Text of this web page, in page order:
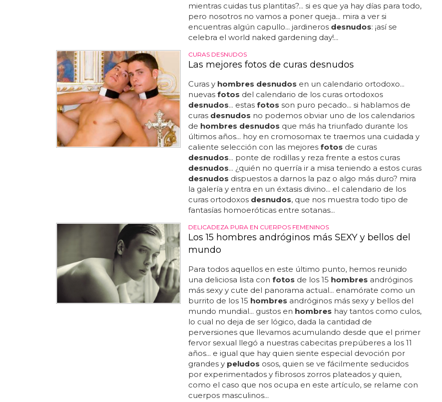
mientras cuidas tus plantitas?... si es que ya hay días para todo,
pero nosotros no vamos a poner queja... mira a ver si
encuentras algún capullo... jardineros desnudos: ¡así se
celebra el world naked gardening day!...
CURAS DESNUDOS
Las mejores fotos de curas desnudos
Curas y hombres desnudos en un calendario ortodoxo...
nuevas fotos del calendario de los curas ortodoxos
desnudos... estas fotos son puro pecado... si hablamos de
curas desnudos no podemos obviar uno de los calendarios
de hombres desnudos que más ha triunfado durante los
últimos años... hoy en cromosomax te traemos una cuidada y
caliente selección con las mejores fotos de curas
desnudos... ponte de rodillas y reza frente a estos curas
desnudos... ¿quién no querría ir a misa teniendo a estos curas
desnudos dispuestos a darnos la paz o algo más duro? mira
la galería y entra en un éxtasis divino... el calendario de los
curas ortodoxos desnudos, que nos muestra todo tipo de
fantasías homoeróticas entre sotanas...
DELICADEZA PURA EN CUERPOS FEMENINOS
Los 15 hombres andróginos más SEXY y bellos del
mundo
Para todos aquellos en este último punto, hemos reunido
una deliciosa lista con fotos de los 15 hombres andróginos
más sexy y cute del panorama actual... enamórate como un
burrito de los 15 hombres andróginos más sexy y bellos del
mundo mundial... gustos en hombres hay tantos como culos,
lo cual no deja de ser lógico, dada la cantidad de
perversiones que llevamos acumulando desde que el primer
fervor sexual llegó a nuestras cabecitas prepúberes a los 11
años... e igual que hay quien siente especial devoción por
grandes y peludos osos, quien se ve fácilmente seducidos
por experimentados y fibrosos zorros plateados y quien,
como el caso que nos ocupa en este artículo, se relame con
cuerpos masculinos...